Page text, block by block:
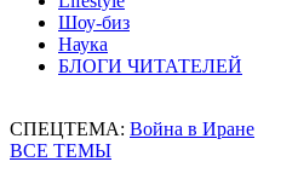
Шоу-биз
Наука
БЛОГИ ЧИТАТЕЛЕЙ
СПЕЦТЕМА: Война в Иране
ВСЕ ТЕМЫ